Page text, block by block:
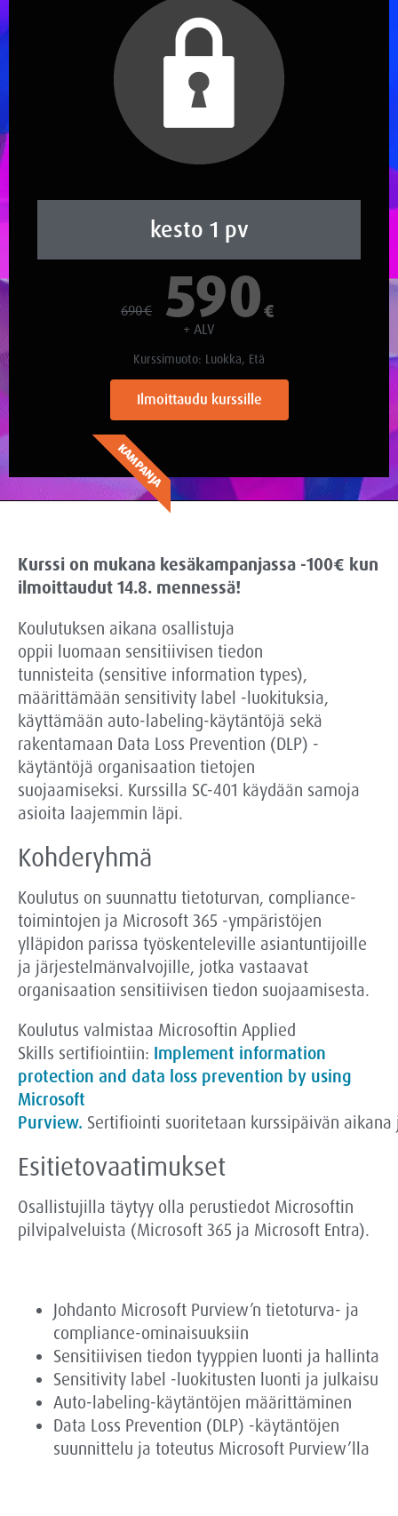
kesto 1 pv
690€ 590€
+ ALV
Kurssimuoto: Luokka, Etä
Ilmoittaudu kurssille
KAMPANJA
Kurssi on mukana kesäkampanjassa -100€ kun
ilmoittaudut 14.8. mennessä!
Koulutuksen aikana osallistuja
oppii luomaan sensitiivisen tiedon
tunnisteita (sensitive information types),
määrittämään sensitivity label -luokituksia,
käyttämään auto-labeling-käytäntöjä sekä
rakentamaan Data Loss Prevention (DLP) -
käytäntöjä organisaation tietojen
suojaamiseksi. Kurssilla SC-401 käydään samoja
asioita laajemmin läpi.
Kohderyhmä
Koulutus on suunnattu tietoturvan, compliance-
toimintojen ja Microsoft 365 -ympäristöjen
ylläpidon parissa työskenteleville asiantuntijoille
ja järjestelmänvalvojille, jotka vastaavat
organisaation sensitiivisen tiedon suojaamisesta.
Koulutus valmistaa Microsoftin Applied
Skills sertifiointiin: Implement information
protection and data loss prevention by using
Microsoft
Purview. Sertifiointi suoritetaan kurssipäivän
Esitietovaatimukset
Osallistujilla täytyy olla perustiedot Microsoftin
pilvipalveluista (Microsoft 365 ja Microsoft Entra).
Johdanto Microsoft Purview’n tietoturva- ja
compliance-ominaisuuksiin
Sensitiivisen tiedon tyyppien luonti ja hallinta
Sensitivity label -luokitusten luonti ja julkaisu
Auto-labeling-käytäntöjen määrittäminen
Data Loss Prevention (DLP) -käytäntöjen
suunnittelu ja toteutus Microsoft Purview’lla